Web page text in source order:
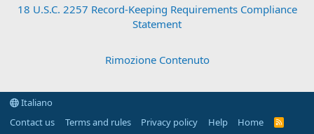
18 U.S.C. 2257 Record-Keeping Requirements Compliance
Statement
Rimozione Contenuto
Italiano
Contact us
Terms and rules Privacy policy Help Home
R